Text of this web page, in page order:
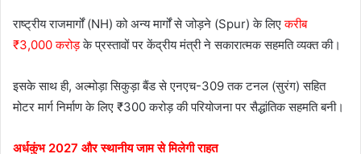
राष्ट्रीय राजमार्गों (NH) को अन्य मार्गों से जोड़ने (Spur) के लिएकरीब
₹3,000 करोड़के प्रस्तावों पर केंद्रीय मंत्री ने सकारात्मक सहमति व्यक्त की।
इसके साथ ही, अल्मोड़ा सिकुड़ा बैंड से एनएच-309 तक टनल (सुरंग) सहित
मोटर मार्ग निर्माण के लिए ₹300 करोड़ की परियोजना पर सैद्धांतिक सहमति बनी।
अर्धकुंभ 2027 और स्थानीय जाम से मिलेगी राहत